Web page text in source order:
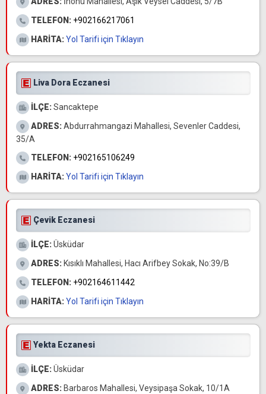
TELEFON: +902166217061
HARİTA:Yol Tarifi için Tıklayın
Liva Dora Eczanesi
İLÇE:Sancaktepe
ADRES:Abdurrahmangazi Mahallesi, Sevenler Caddesi,
35/A
TELEFON: +902165106249
HARİTA:Yol Tarifi için Tıklayın
Çevik Eczanesi
İLÇE:Üsküdar
ADRES: Kısıklı Mahallesi, Hacı Arifbey Sokak, No:39/B
TELEFON: +902164611442
HARİTA:Yol Tarifi için Tıklayın
Yekta Eczanesi
İLÇE:Üsküdar
ADRES: Barbaros Mahallesi, Veysipaşa Sokak, 10/1A